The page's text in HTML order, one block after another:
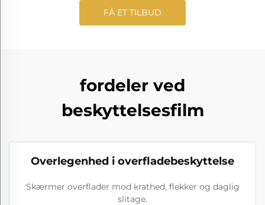
FÅ ET TILBUD
fordeler ved
beskyttelsesfilm
Overlegenhed i overfladebeskyttelse
Skærmer overflader mod krathed, flekker og daglig
slitage.